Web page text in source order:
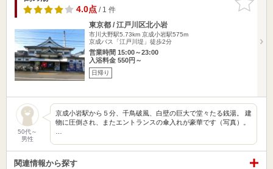
りに追加
4.0点/ 1 件
東京都 / 江戸川区北小岩
市川大野駅5.73km 京成小岩駅575m
京成バス「江戸川堤」徒歩2分
営業時間 15:00～23:00
入浴料金 550円～
日帰り
50代～
男性
京成小岩駅から５分、千鳥破風、白壁の巨大で堂々たる銭湯。 建
物に圧倒され、またエントランスの傘入れが豪華です（写真）。
関連情報から探す